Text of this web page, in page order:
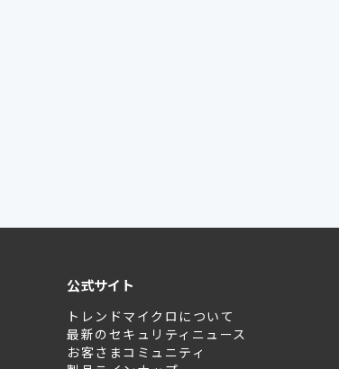
公式サイト
トレンドマイクロについて
最新のセキュリティニュース
お客さまコミュニティ